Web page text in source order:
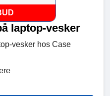
laptop-vesker
vesker hos Case